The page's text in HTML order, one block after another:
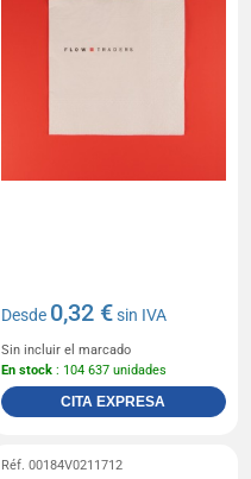
Desde 0,32 €sin IVA
Sin incluir el marcado
En stock : 104 637 unidades
CITA EXPRESA
Réf. 00184V0211712